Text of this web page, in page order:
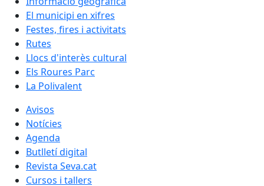
El municipi en xifres
Festes, fires i activitats
Rutes
Llocs d'interès cultural
Els Roures Parc
La Polivalent
Avisos
Notícies
Agenda
Butlletí digital
Revista Seva.cat
Cursos i tallers